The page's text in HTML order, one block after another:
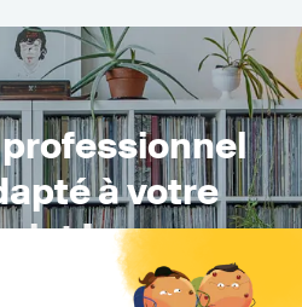
à votre
!